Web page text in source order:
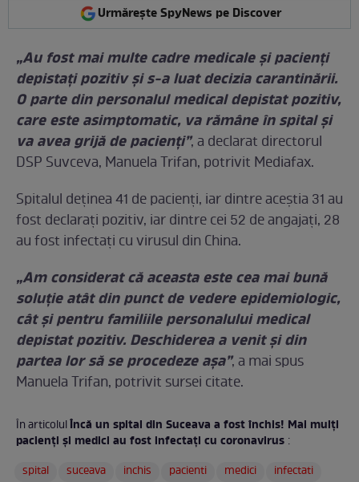
Urmărește SpyNews pe Discover
„Au fost mai multe cadre medicale şi pacienţi
depistaţi pozitiv şi s-a luat decizia carantinării.
O parte din personalul medical depistat pozitiv,
care este asimptomatic, va rămâne în spital şi
va avea grijă de pacienţi”, a declarat directorul
DSP Suvceva, Manuela Trifan, potrivit Mediafax.
Spitalul deținea 41 de pacienți, iar dintre aceștia 31 au
fost declarați pozitiv, iar dintre cei 52 de angajați, 28
au fost infectați cu virusul din China.
„Am considerat că aceasta este cea mai bună
soluţie atât din punct de vedere epidemiologic,
cât şi pentru familiile personalului medical
depistat pozitiv. Deschiderea a venit şi din
partea lor să se procedeze aşa”, a mai spus
Manuela Trifan, potrivit sursei citate.
În articolulÎncă un spital din Suceava a fost închis! Mai mulți
pacienți și medici au fost infectați cu coronavirus :
spital
suceava inchis pacienti medici infectati